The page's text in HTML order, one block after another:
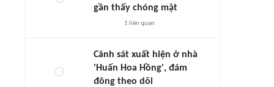
gần thấy chóng mặt
1 liên quan
Cảnh sát xuất hiện ở nhà
'Huấn Hoa Hồng', đám
đông theo dõi